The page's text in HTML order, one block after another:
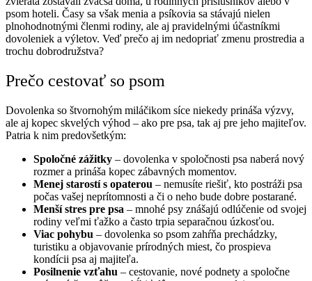
psom hoteli. Časy sa však menia a psíkovia sa stávajú nielen
plnohodnotnými členmi rodiny, ale aj pravidelnými účastníkmi
dovoleniek a výletov. Veď prečo aj im nedopriať zmenu prostredia a
trochu dobrodružstva?
Prečo cestovať so psom
Dovolenka so štvornohým miláčikom síce niekedy prináša výzvy,
ale aj kopec skvelých výhod – ako pre psa, tak aj pre jeho majiteľov.
Patria k nim predovšetkým:
Spoločné zážitky – dovolenka v spoločnosti psa naberá nový
rozmer a prináša kopec zábavných momentov.
Menej starostí s opaterou – nemusíte riešiť, kto postráži psa
počas vašej neprítomnosti a či o neho bude dobre postarané.
Menší stres pre psa – mnohé psy znášajú odlúčenie od svojej
rodiny veľmi ťažko a často trpia separačnou úzkosťou.
Viac pohybu – dovolenka so psom zahŕňa prechádzky,
turistiku a objavovanie prírodných miest, čo prospieva
kondícii psa aj majiteľa.
Posilnenie vzťahu – cestovanie, nové podnety a spoločne